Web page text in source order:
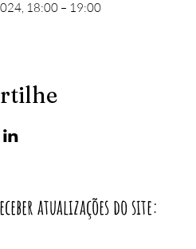
18:00 – 19:00
atualizações do site: